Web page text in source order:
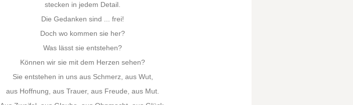
stecken in jedem Detail.
Die Gedanken sind ... frei!
Doch wo kommen sie her?
Was lässt sie entstehen?
Können wir sie mit dem Herzen sehen?
Sie entstehen in uns aus Schmerz, aus Wut,
aus Hoffnung, aus Trauer, aus Freude, aus Mut.